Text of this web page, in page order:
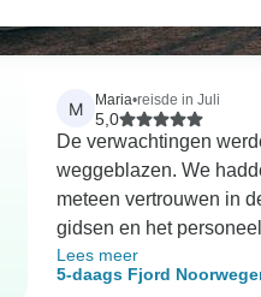
M Maria•reisde in Juli
5,0
De verwachtingen
weggeblazen. We
meteen vertrouwen in
gidsen en het
eenmaal op het water
voelden we ons ook
Lees meer
5-daags Fjord